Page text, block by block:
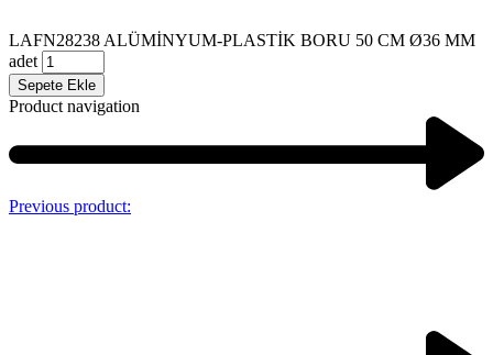
LAFN28238 ALÜMİNYUM-PLASTİK BORU 50 CM Ø36 MM
adet
Sepete Ekle
Product navigation
Previous product: